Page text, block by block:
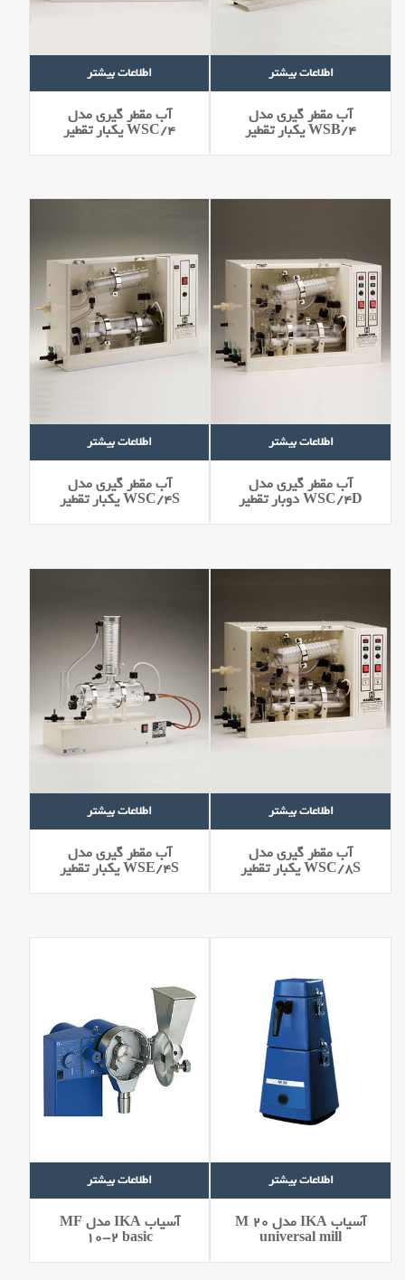
اطلاعات بیشتر
آب مقطر گیری مدل
WSB/4 يكبار تقطير
اطلاعات بیشتر
آب مقطر گیری مدل
WSC/4 يكبار تقطير
اطلاعات بیشتر
آب مقطر گیری مدل
WSC/4D دوبار تقطير
اطلاعات بیشتر
آب مقطر گیری مدل
WSC/4S يكبار تقطير
اطلاعات بیشتر
آب مقطر گیری مدل
WSC/8S يكبار تقطير
اطلاعات بیشتر
آب مقطر گیری مدل
WSE/4S يكبار تقطير
اطلاعات بیشتر
آسیاب IKA مدل M 20
universal mill
اطلاعات بیشتر
آسیاب IKA مدل MF
10-2 basic